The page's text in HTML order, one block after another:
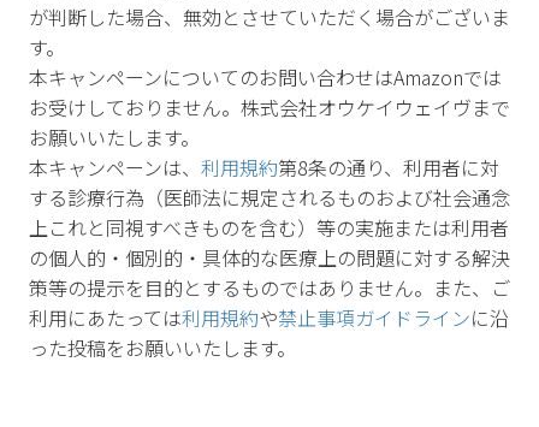
が判断した場合、無効とさせていただく場合がございま
す。
本キャンペーンについてのお問い合わせはAmazonでは
お受けしておりません。株式会社オウケイウェイヴまで
お願いいたします。
本キャンペーンは、 利用規約第8条の通り、利用者に対
する診療行為（医師法に規定されるものおよび社会通念
上これと同視すべきものを含む）等の実施または利用者
の個人的・個別的・具体的な医療上の問題に対する解決
策等の提示を目的とするものではありません。また、ご
利用にあたっては利用規約や禁止事項ガイドラインに沿
った投稿をお願いいたします。